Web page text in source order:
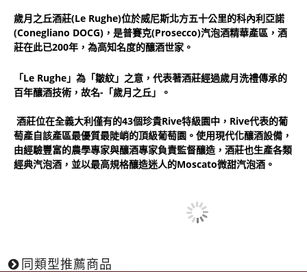
歲月之丘酒莊(Le Rughe)位於威尼斯北方五十公里的科內利亞諾
(Conegliano DOCG)，是普賽克(Prosecco)汽泡酒精華產區，酒
莊在此已200年，為高知名度的釀酒世家。
「Le Rughe」為「皺紋」之意，代表著酒莊經過歲月洗禮傳承的
百年釀酒技術，故名-「歲月之丘」。
酒莊位在全義大利僅有的43個珍貴Rive特級園中，Rive代表的葡
萄產自該產區最優質最陡峭的頂級葡萄園。使用現代化釀酒設備，
由經驗豐富的農學專家與釀酒專家負責監督釀造，酒莊也生產各類
經典汽泡酒，並以最高規格釀造迷人的Moscato微甜汽泡酒。
同類型推薦商品